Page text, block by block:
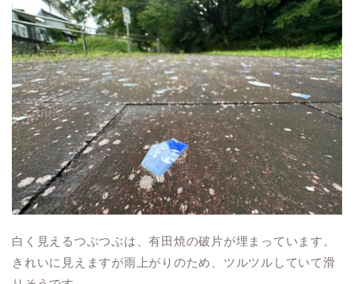
白く見えるつぶつぶは、有田焼の破片が埋まっています。
きれいに見えますが雨上がりのため、ツルツルしていて滑